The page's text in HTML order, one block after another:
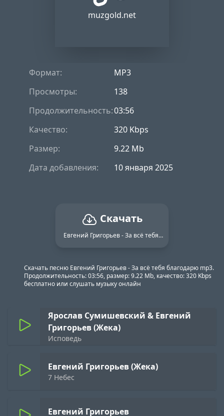
muzgold.net
Формат:
MP3
Просмотры:
138
Продолжительность:03:56
Качество:
320 Kbps
Размер:
9.22 Mb
Дата добавления:
10 января 2025
Скачать
Евгений Григорьев - За всё тебя благодарю
Скачать песню Евгений Григорьев - За всё тебя благодарю mp3.
Продолжительность: 03:56, размер: 9.22 Mb, качество: 320 Kbps
бесплатно или слушать музыку онлайн
Ярослав Сумишевский & Евгений
Григорьев (Жека)
Исповедь
Евгений Григорьев (Жека)
7 Небес
Евгений Григорьев